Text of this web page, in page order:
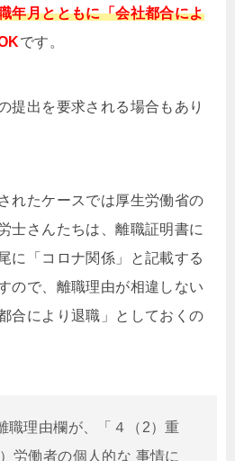
年月とともに「会社都合によ
です。
提出を要求される場合もあり
れたケースでは厚生労働省の
士さんたちは、離職証明書に
に「コロナ関係」と記載する
ので、離職理由が相違しない
合により退職」としておくの
職理由欄が、「４（2）重
労働者の個人的な 事情に